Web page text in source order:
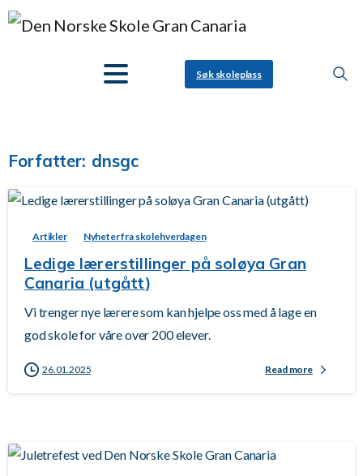
Søk skoleplass
Forfatter: dnsgc
Artikler Nyheter fra skolehverdagen
Ledige lærerstillinger på soløya Gran
Canaria (utgått)
Vi trenger nye lærere som kan hjelpe oss med å lage en
god skole for våre over 200 elever.
26.01.2025 Read more